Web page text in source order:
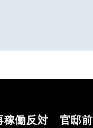
働反対 官邸